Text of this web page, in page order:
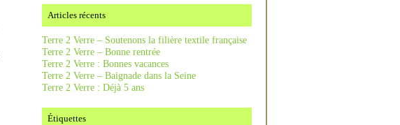
Articles récents
Terre 2 Verre – Soutenons la filière textile française
Terre 2 Verre – Bonne rentrée
Terre 2 Verre : Bonnes vacances
Terre 2 Verre – Baignade dans la Seine
Terre 2 Verre : Déjà 5 ans
Étiquettes